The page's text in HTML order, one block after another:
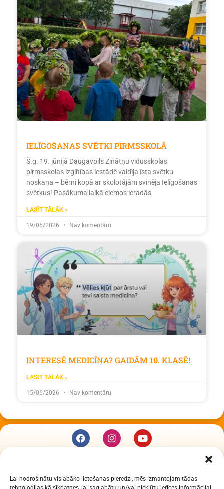
Lai nodrošinātu vislabāko lietošanas pieredzi, mēs izmantojam tādas
IELĪGOŠANAS SVĒTKI PIRMSSKOLĀ
Š.g. 19. jūnijā Daugavpils Zinātņu vidusskolas
pirmsskolas izglītības iestādē valdīja īsta svētku
noskaņa – bērni kopā ar skolotājām svinēja Ielīgošanas
svētkus! Pasākuma laikā ciemos ieradās
LASĪT TĀLĀK »
19/06/2026 Nav komentāru
INTERESĒ MEDICĪNA? GAIDĀM 10. KLASĒ!
LASĪT TĀLĀK »
15/06/2026 Nav komentāru
Daugavpils Zinātņu vidusskola